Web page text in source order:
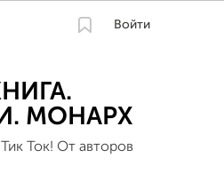
Войти
МОНАРХ
Тик Ток! От авторов